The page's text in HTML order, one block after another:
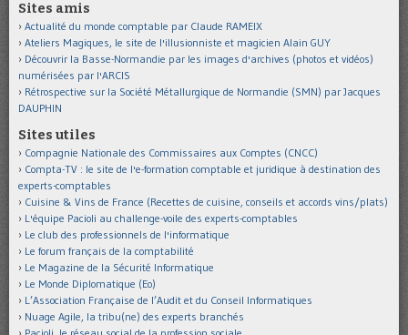
Sites amis
Actualité du monde comptable par Claude RAMEIX
Ateliers Magiques, le site de l'illusionniste et magicien Alain GUY
Découvrir la Basse-Normandie par les images d'archives (photos et vidéos)
numérisées par l'ARCIS
Rétrospective sur la Société Métallurgique de Normandie (SMN) par Jacques
DAUPHIN
Sites utiles
Compagnie Nationale des Commissaires aux Comptes (CNCC)
Compta-TV : le site de l'e-formation comptable et juridique à destination des
experts-comptables
Cuisine & Vins de France (Recettes de cuisine, conseils et accords vins/plats)
L'équipe Pacioli au challenge-voile des experts-comptables
Le club des professionnels de l'informatique
Le forum français de la comptabilité
Le Magazine de la Sécurité Informatique
Le Monde Diplomatique (Eo)
L’Association Française de l’Audit et du Conseil Informatiques
Nuage Agile, la tribu(ne) des experts branchés